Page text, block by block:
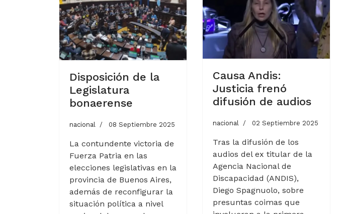
Disposición de la
Legislatura
bonaerense
nacional 08 Septiembre 2025
La contundente victoria de
Fuerza Patria en las
elecciones legislativas en la
provincia de Buenos Aires,
además de reconfigurar la
situación política a nivel
Causa Andis:
Justicia frenó
difusión de audios
nacional 02 Septiembre 2025
Tras la difusión de los
audios del ex titular de la
Agencia Nacional de
Discapacidad (ANDIS),
Diego Spagnuolo, sobre
presuntas coimas que